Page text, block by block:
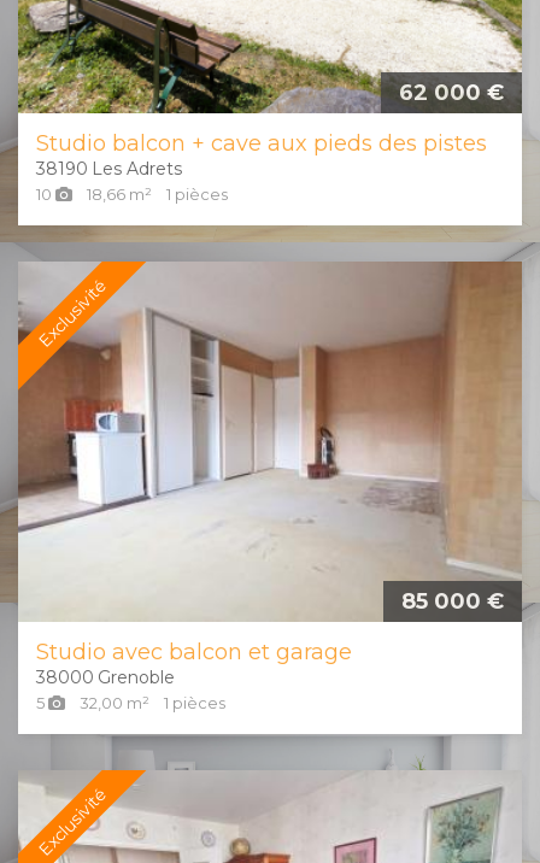
62 000 €
Studio balcon + cave aux pieds des pistes
Les Adrets
38190
10 18,66 m² 1 pièces
Exclusivité
85 000 €
Studio avec balcon et garage
Grenoble
38000
5 32,00 m² 1 pièces
Exclusivité